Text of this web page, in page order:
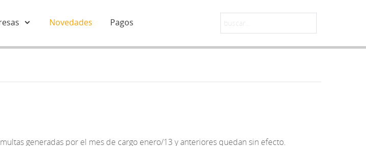
Novedades Pagos
generadas por el mes de cargo enero/13 y anteriores quedan sin efecto.